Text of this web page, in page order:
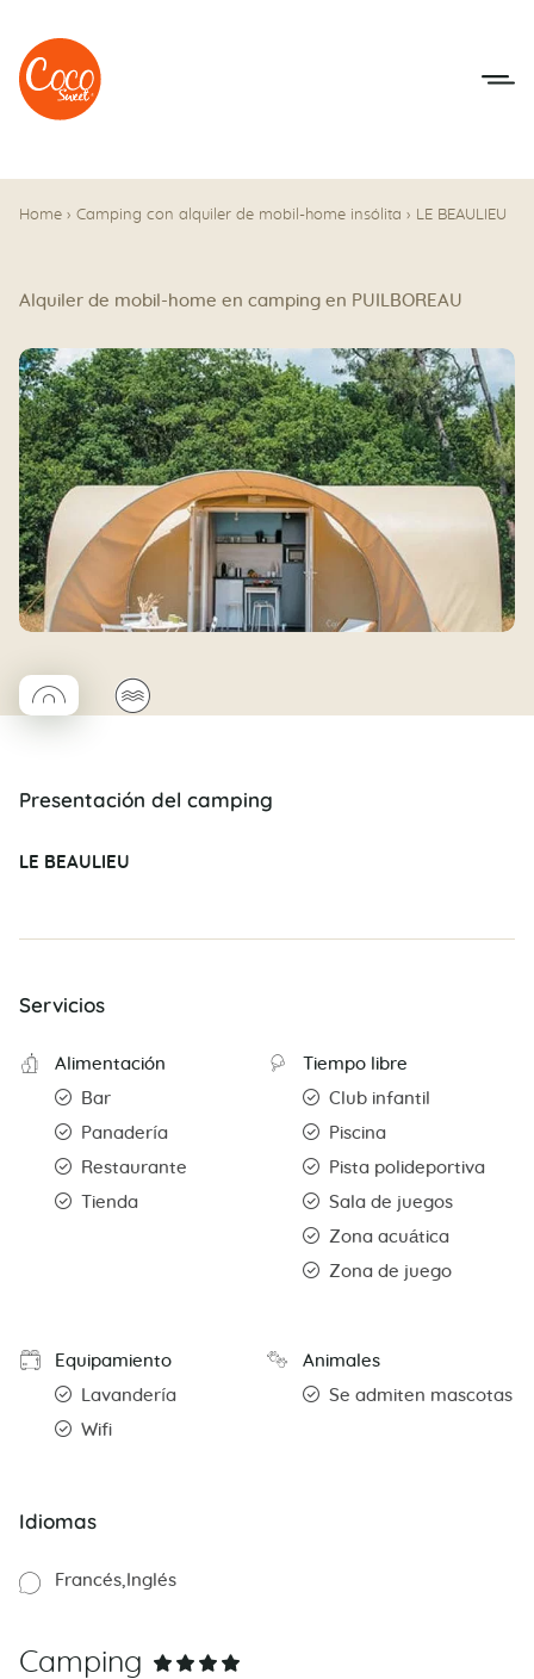
Ir al menú
Ir a los contenidos
Home › Camping con alquiler de mobil-home insólita › LE BEAULIEU
Alquiler de mobil-home en camping en PUILBOREAU
◯Coco rond🌊
Presentación del camping
LE BEAULIEU
Servicios
Alimentación
Bar
Panadería
Restaurante
Tienda
Tiempo libre
Club infantil
Piscina
Pista polideportiva
Sala de juegos
Zona acuática
Zona de juego
Equipamiento
Lavandería
Wifi
Animales
Se admiten mascotas
Idiomas
Francés Inglés
Camping